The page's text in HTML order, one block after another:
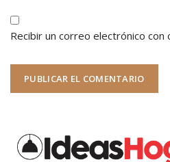
Recibir un correo electrónico con